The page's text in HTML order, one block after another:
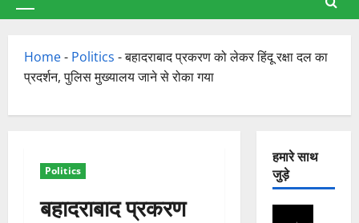
प्राथमिक
Home- Politics -बहादराबाद प्रकरण को लेकर हिंदू रक्षा दल का
प्रदर्शन, पुलिस मुख्यालय जाने से रोका गया
Politics
बहादराबाद प्रकरण
हमारे साथ
जुड़े